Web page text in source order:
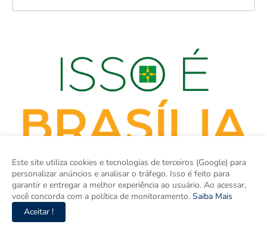
Este site utiliza cookies e tecnologias de terceiros (Google) para
personalizar anúncios e analisar o tráfego. Isso é feito para
garantir e entregar a melhor experiência ao usuário. Ao acessar,
você concorda com a política de monitoramento. Saiba Mais
Aceitar !